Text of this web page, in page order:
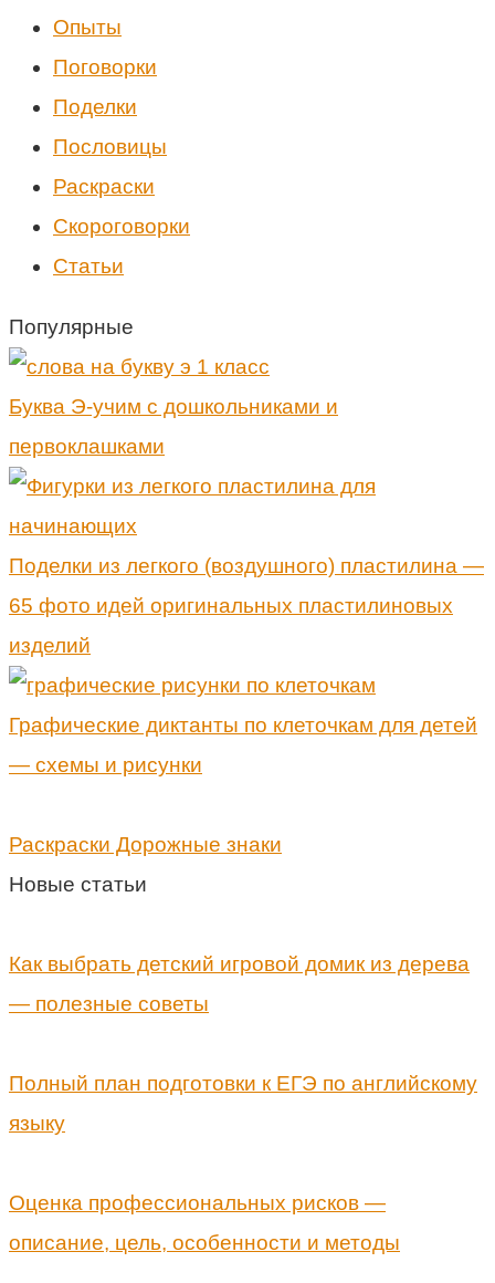
Опыты
Поговорки
Поделки
Пословицы
Раскраски
Скороговорки
Статьи
Популярные
Буква Э-учим с дошкольниками и
первоклашками
Поделки из легкого (воздушного) пластилина —
65 фото идей оригинальных пластилиновых
изделий
Графические диктанты по клеточкам для детей
— схемы и рисунки
Раскраски Дорожные знаки
Новые статьи
Как выбрать детский игровой домик из дерева
— полезные советы
Полный план подготовки к ЕГЭ по английскому
языку
Оценка профессиональных рисков —
описание, цель, особенности и методы